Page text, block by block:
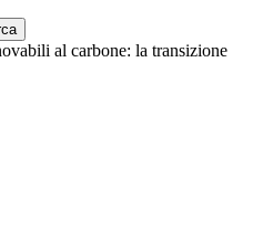
al carbone: la transizione